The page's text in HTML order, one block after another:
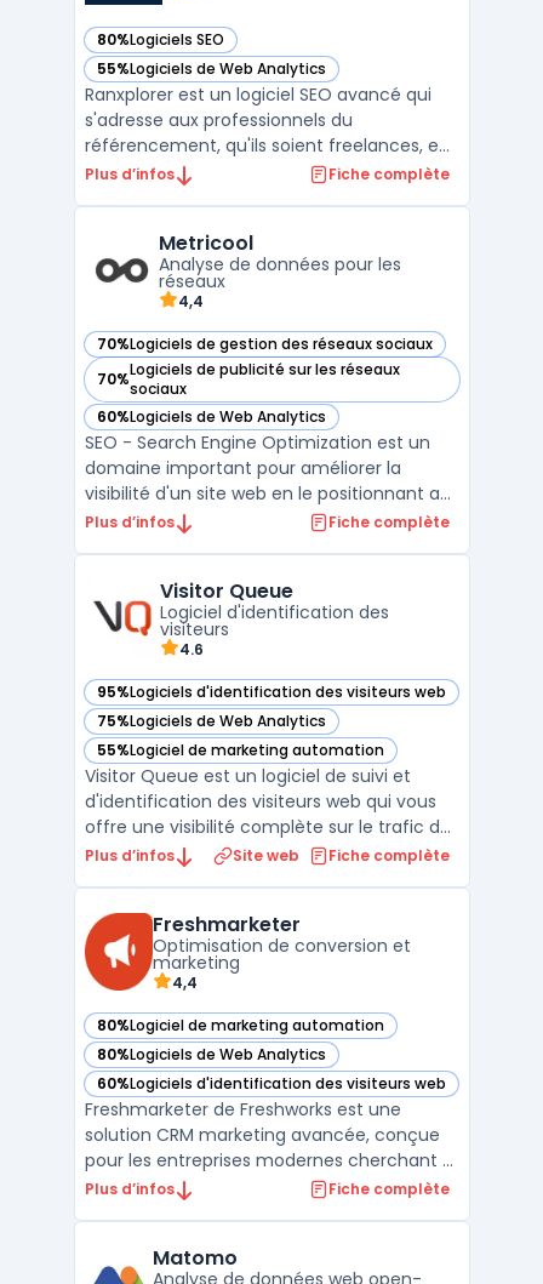
80%Logiciels SEO
— voir Ranxplorer dans cette catégorie
55%Logiciels de Web Analytics
— voir Ranxplorer dans cette catégorie
Ranxplorer est un logiciel SEO avancé qui
s'adresse aux professionnels du
référencement, qu'ils soient freelances, en
agence, ou au sein d'une entreprise. Ce
performances SEO de votre site, tout en
permettant une com ...
Plus d’infos Fiche complète
Metricool
Analyse de données pour les
réseaux
4,4
70%Logiciels de gestion des réseaux sociaux
— voir Metricool dans cette catégorie
70%Logiciels de publicité sur les réseaux
sociaux
— voir Metricool dans cette catégorie
60%Logiciels de Web Analytics
— voir Metricool dans cette catégorie
SEO - Search Engine Optimization est un
domaine important pour améliorer la
visibilité d'un site web en le positionnant au
sommet des résultats des moteurs de
offre des informations précieuses pour
améliorer le SEO d ...
Plus d’infos Fiche complète
Visitor Queue
Logiciel d'identification des
visiteurs
4.6
95%Logiciels d'identification des visiteurs web
— voir Visitor Queue dans cette catégorie
75%Logiciels de Web Analytics
— voir Visitor Queue dans cette catégorie
55%Logiciel de marketing automation
— voir Visitor Queue dans cette catégorie
Visitor Queue est un logiciel de suivi et
d'identification des visiteurs web qui vous
offre une visibilité complète sur le trafic de
votre site internet. Grâce à des
suivre en temps réel les parcours
utilisateurs, les page ...
Plus d’infos Site web Fiche complète
Freshmarketer
Optimisation de conversion et
marketing
4,4
80%Logiciel de marketing automation
— voir Freshmarketer dans cette catégorie
80%Logiciels de Web Analytics
— voir Freshmarketer dans cette catégorie
60%Logiciels d'identification des visiteurs web
— voir Freshmarketer dans cette catégorie
Freshmarketer de Freshworks est une
solution CRM marketing avancée, conçue
pour les entreprises modernes cherchant à
optimiser leurs stratégies de marketing
automatiser les campagnes marketing,
Plus d’infos Fiche complète
Matomo
Analyse de données web open-